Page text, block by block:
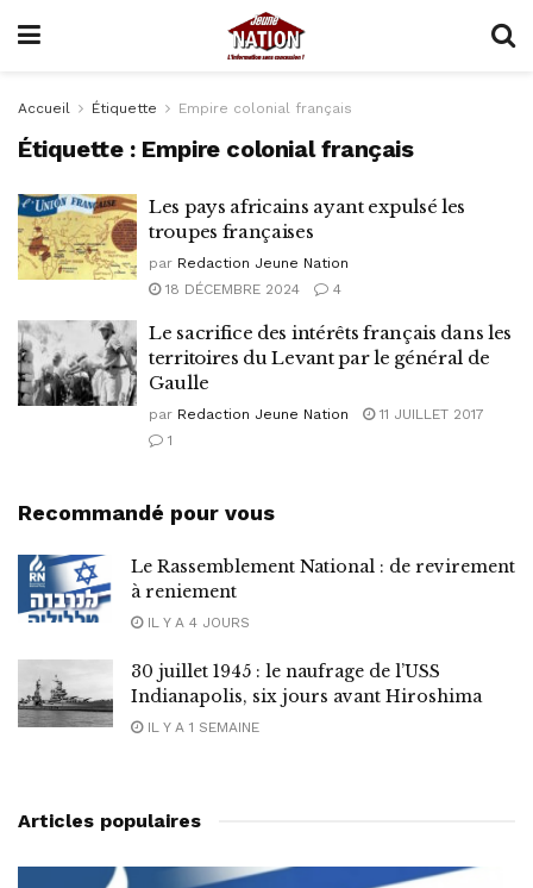
Accueil Étiquette Empire colonial français
Étiquette : Empire colonial français
Les pays africains ayant expulsé les
troupes françaises
par Redaction Jeune Nation
18 DÉCEMBRE 2024
4
Le sacrifice des intérêts français dans les
territoires du Levant par le général de
Gaulle
par Redaction Jeune Nation
11 JUILLET 2017
1
Recommandé pour vous
Le Rassemblement National : de revirement
à reniement
IL Y A 4 JOURS
30 juillet 1945 : le naufrage de l’USS
Indianapolis, six jours avant Hiroshima
IL Y A 1 SEMAINE
Articles populaires